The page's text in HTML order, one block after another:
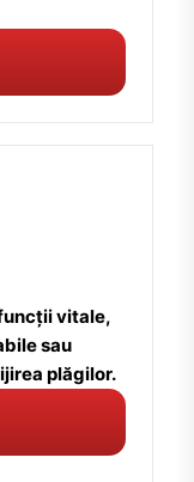
vitale,
sau
plăgilor.